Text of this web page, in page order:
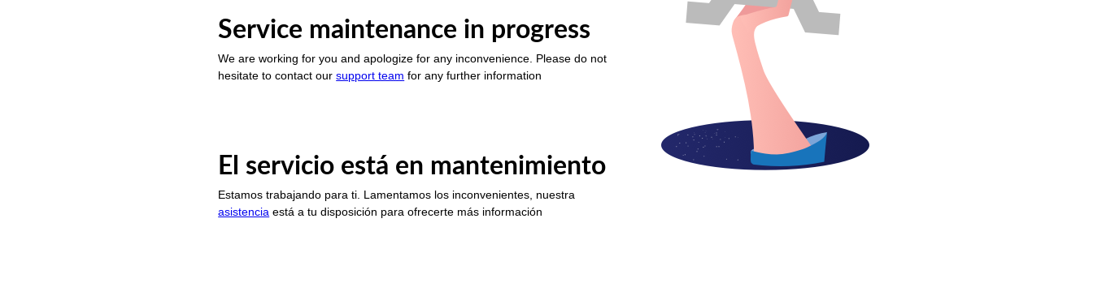
Service maintenance in progress
We are working for you and apologize for any inconvenience. Please do not
hesitate to contact oursupport team for any further information
El servicio está en mantenimiento
Estamos trabajando para ti. Lamentamos los inconvenientes, nuestra
asistencia está a tu disposición para ofrecerte más información